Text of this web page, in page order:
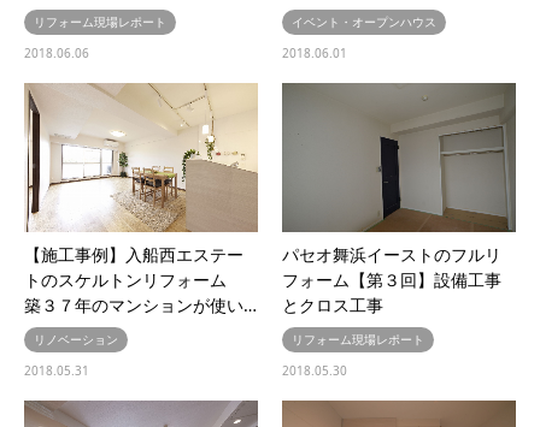
リフォーム現場レポート
2018.06.06
イベント・オープンハウス
2018.06.01
【施工事例】入船西エステー
トのスケルトンリフォーム
築３７年のマンションが使い…
リノベーション
2018.05.31
パセオ舞浜イーストのフルリ
フォーム【第３回】設備工事
とクロス工事
リフォーム現場レポート
2018.05.30